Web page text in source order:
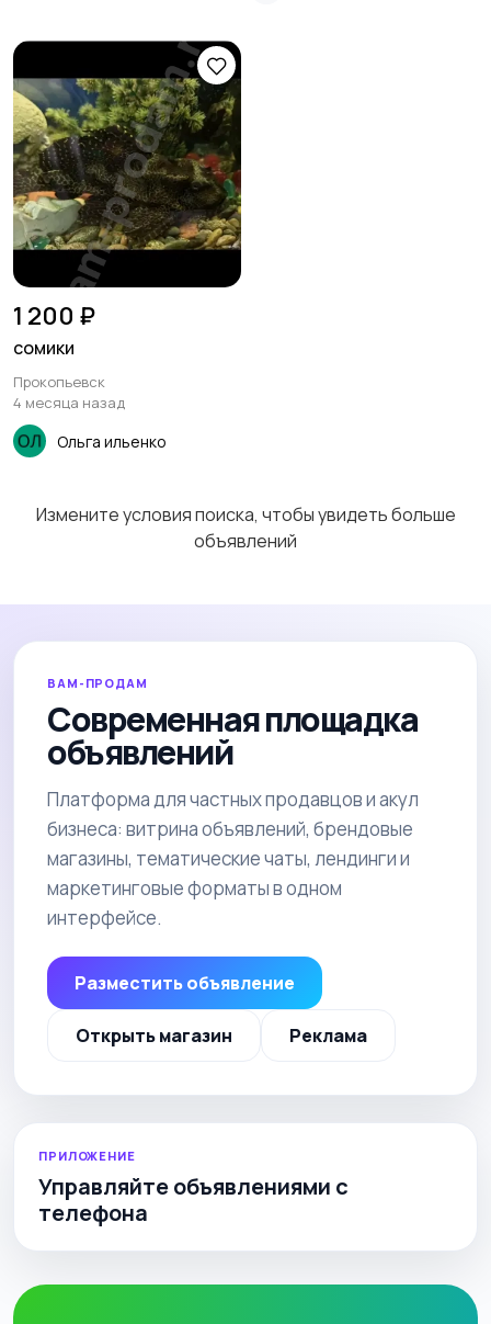
1 200 ₽
сомики
Прокопьевск
4 месяца назад
Ольга ильенко
Измените условия поиска, чтобы увидеть больше
объявлений
ВАМ-ПРОДАМ
Современная площадка
объявлений
Платформа для частных продавцов и акул
бизнеса: витрина объявлений, брендовые
магазины, тематические чаты, лендинги и
маркетинговые форматы в одном
интерфейсе.
Разместить объявление
Открыть магазин Реклама
ПРИЛОЖЕНИЕ
Управляйте объявлениями с
телефона